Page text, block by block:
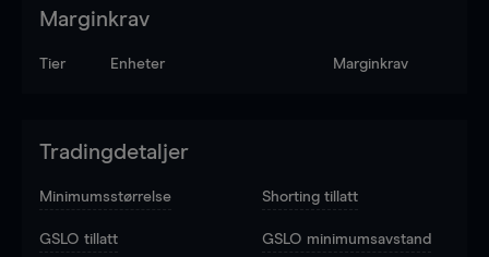
Marginkrav
Tier Enheter Marginkrav
Tradingdetaljer
Minimumsstørrelse Shorting tillatt
GSLO tillatt GSLO minimumsavstand